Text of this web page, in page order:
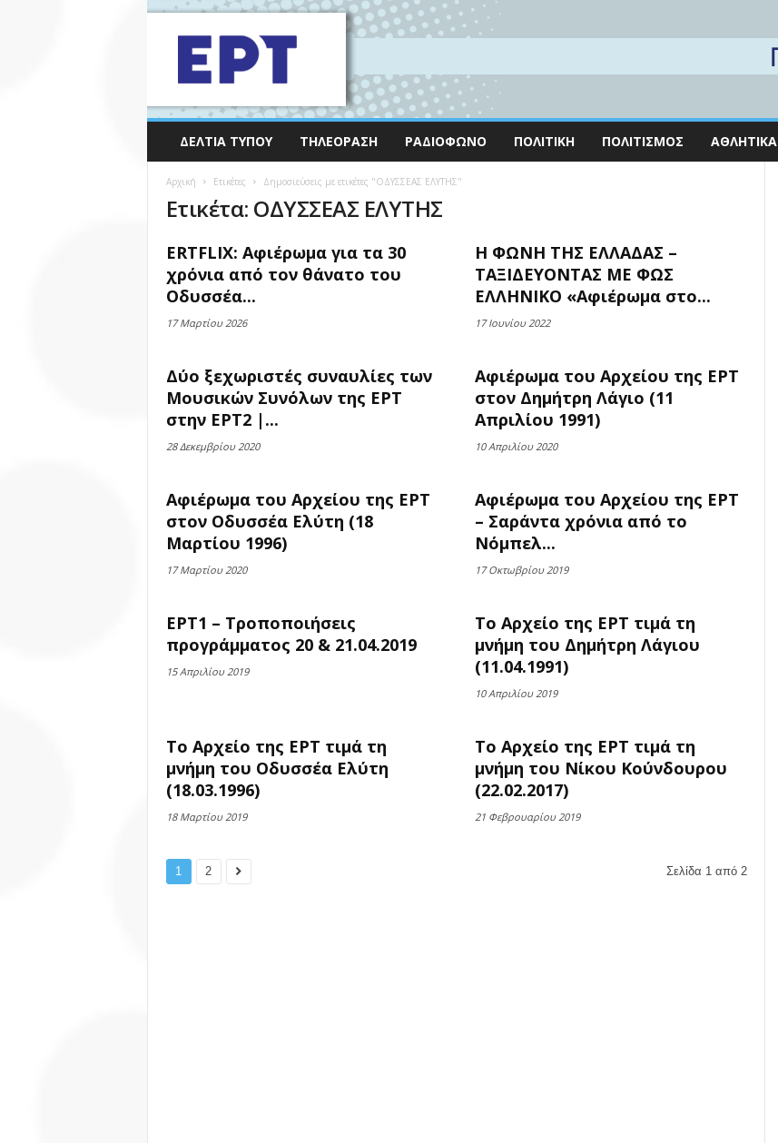
ΔΕΛΤΊΑ ΤΎΠΟΥ ΤΗΛΕΌΡΑΣΗ ΡΑΔΙΌΦΩΝΟ ΠΟΛΙΤΙΚΉ ΠΟΛΙΤΙΣΜΌΣ ΑΘΛΗΤΙΚΆ
Αρχική Ετικέτες Δημοσιεύσεις με ετικέτες "ΟΔΥΣΣΕΑΣ ΕΛΥΤΗΣ"
Ετικέτα: ΟΔΥΣΣΕΑΣ ΕΛΥΤΗΣ
ERTFLIX: Αφιέρωμα για τα 30
χρόνια από τον θάνατο του
Οδυσσέα...
17 Μαρτίου 2026
Η ΦΩΝΗ ΤΗΣ ΕΛΛΑΔΑΣ –
ΤΑΞΙΔΕΥΟΝΤΑΣ ΜΕ ΦΩΣ
ΕΛΛΗΝΙΚΟ «Αφιέρωμα στο...
17 Ιουνίου 2022
Δύο ξεχωριστές συναυλίες των
Μουσικών Συνόλων της ΕΡΤ
στην ΕΡΤ2 |...
28 Δεκεμβρίου 2020
Αφιέρωμα του Αρχείου της ΕΡΤ
στον Δημήτρη Λάγιο (11
Απριλίου 1991)
10 Απριλίου 2020
Αφιέρωμα του Αρχείου της ΕΡΤ
στον Οδυσσέα Ελύτη (18
Μαρτίου 1996)
17 Μαρτίου 2020
Αφιέρωμα του Αρχείου της ΕΡΤ
– Σαράντα χρόνια από το
Νόμπελ...
17 Οκτωβρίου 2019
ΕΡΤ1 – Τροποποιήσεις
προγράμματος 20 & 21.04.2019
15 Απριλίου 2019
Το Αρχείο της ΕΡΤ τιμά τη
μνήμη του Δημήτρη Λάγιου
(11.04.1991)
10 Απριλίου 2019
Το Αρχείο της ΕΡΤ τιμά τη
μνήμη του Οδυσσέα Ελύτη
(18.03.1996)
18 Μαρτίου 2019
Το Αρχείο της ΕΡΤ τιμά τη
μνήμη του Νίκου Κούνδουρου
(22.02.2017)
21 Φεβρουαρίου 2019
1 2 Σελίδα 1 από 2